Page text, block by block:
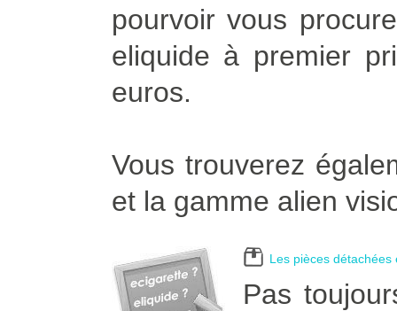
pourvoir vous
eliquide à premier
euros.
Vous trouverez
et la gamme alien
Les pièces détachées
Pas